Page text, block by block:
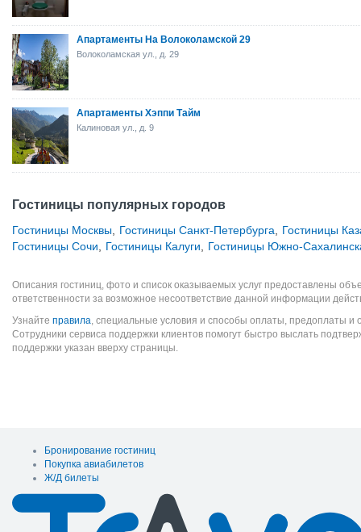
Апартаменты На Волоколамской 29
Волоколамская ул., д. 29
Апартаменты Хэппи Тайм
Калиновая ул., д. 9
Гостиницы популярных городов
Гостиницы Москвы Гостиницы Санкт-Петербурга
Гостиницы
Гостиницы Сочи
Гостиницы Калуги Гостиницы Южно-
Описания гостиниц, фото и список оказываемых услуг предоставлены
ответственности за возможное несоответствие данной информации
Узнайте правила, специальные условия и способы оплаты, предоплаты и
Сотрудники сервиса поддержки клиентов помогут быстро выслать
поддержки указан вверху страницы.
Бронирование гостиниц
Покупка авиабилетов
Ж/Д билеты